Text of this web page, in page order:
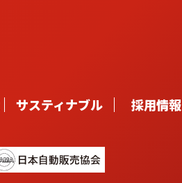
サスティナブル 採用情報